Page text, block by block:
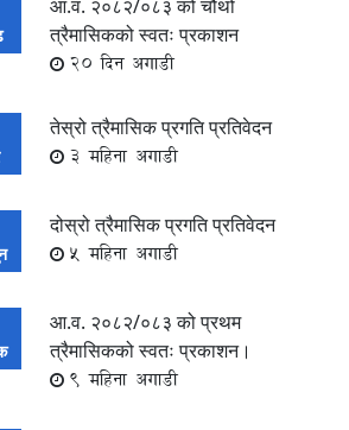
आ.व. २०८२/०८३ को चौथो
त्रैमासिकको स्वतः प्रकाशन
20 दिन अगाडी
तेस्रो त्रैमासिक प्रगति प्रतिवेदन
3 महिना अगाडी
दोस्रो त्रैमासिक प्रगति प्रतिवेदन
5 महिना अगाडी
आ.व. २०८२/०८३ को प्रथम
त्रैमासिकको स्वतः प्रकाशन।
9 महिना अगाडी